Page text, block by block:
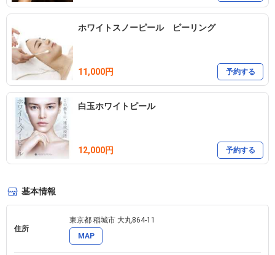
ホワイトスノーピール ピーリング
11,000円 予約する
白玉ホワイトピール
12,000円 予約する
基本情報
住所
東京都 稲城市 大丸864-11
MAP